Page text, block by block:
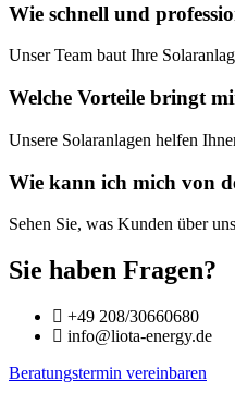
Wie schnell und
Unser Team baut Ihre
Welche Vorteile bringt
Unsere Solaranlagen helfen
Wie kann ich mich von
Sehen Sie, was Kunden über
Sie haben Fragen?
+49 208/30660680
info@liota-energy.de
Beratungstermin vereinbaren